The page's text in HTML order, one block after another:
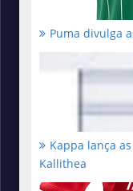
Puma divulga
Kappa lança
Kallithea